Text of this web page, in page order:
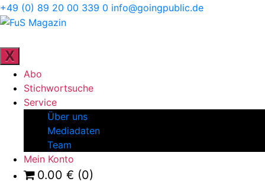
Direkt
zum
wechseln
+49 (0) 89 20 00 339 0 info@goingpublic.de
FuS
X
Abo
Stichwortsuche
Service
Über uns
Mediadaten
Team
Mein Konto
0.00 € (0)